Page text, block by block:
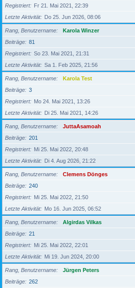
Registriert
Fr 21. Mai 2021, 22:39
Letzte Aktivität
Do 25. Jun 2026, 08:06
Rang, Benutzername
Karola Winzer
Beiträge
81
Registriert
So 23. Mai 2021, 21:31
Letzte Aktivität
Sa 1. Feb 2025, 21:56
Rang, Benutzername
Karola Test
Beiträge
3
Registriert
Mo 24. Mai 2021, 13:26
Letzte Aktivität
Di 25. Mai 2021, 14:26
Rang, Benutzername
JuttaAsamoah
Beiträge
201
Registriert
Mi 25. Mai 2022, 20:48
Letzte Aktivität
Di 4. Aug 2026, 21:22
Rang, Benutzername
Clemens Dönges
Beiträge
240
Registriert
Mi 25. Mai 2022, 21:50
Letzte Aktivität
Mo 16. Jun 2025, 06:52
Rang, Benutzername
Algirdas Vilkas
Beiträge
21
Registriert
Mi 25. Mai 2022, 22:01
Letzte Aktivität
Mi 19. Jun 2024, 20:00
Rang, Benutzername
Jürgen Peters
Beiträge
262